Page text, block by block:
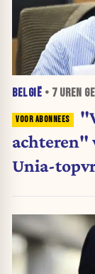
BELGIË • 7 UREN
achteren"
Unia-